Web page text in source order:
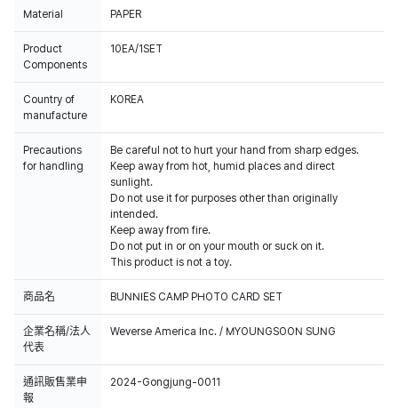
Material PAPER
Product
Components
10EA/1SET
Country of
manufacture
KOREA
Precautions
for handling
Be careful not to hurt your hand from sharp edges.
Keep away from hot, humid places and direct
sunlight.
Do not use it for purposes other than originally
intended.
Keep away from fire.
Do not put in or on your mouth or suck on it.
This product is not a toy.
商品名 BUNNIES CAMP PHOTO CARD SET
企業名稱/法人
代表
Weverse America Inc. / MYOUNGSOON SUNG
通訊販售業申
報
2024-Gongjung-0011